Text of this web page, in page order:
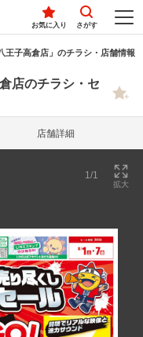
お気に入り さがす
王子高倉店」のチラシ・店舗情報
店のチラシ・セ
店舗詳細
1/1
拡大